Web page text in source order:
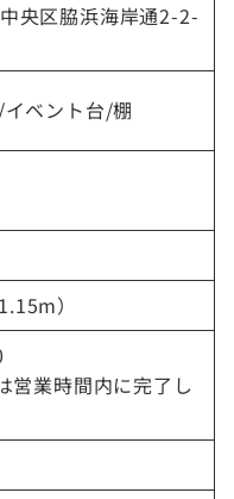
央区脇浜海岸通2-2-
ベント台/棚
）
業時間内に完了し